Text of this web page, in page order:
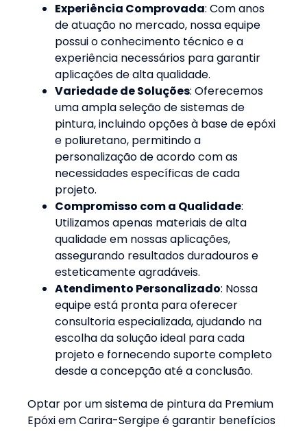
Experiência Comprovada: Com anos
de atuação no mercado, nossa equipe
possui o conhecimento técnico e a
experiência necessários para garantir
aplicações de alta qualidade.
Variedade de Soluções: Oferecemos
uma ampla seleção de sistemas de
pintura, incluindo opções à base de epóxi
e poliuretano, permitindo a
personalização de acordo com as
necessidades específicas de cada
projeto.
Compromisso com a Qualidade:
Utilizamos apenas materiais de alta
qualidade em nossas aplicações,
assegurando resultados duradouros e
esteticamente agradáveis.
Atendimento Personalizado: Nossa
equipe está pronta para oferecer
consultoria especializada, ajudando na
escolha da solução ideal para cada
projeto e fornecendo suporte completo
desde a concepção até a conclusão.
Optar por um sistema de pintura da Premium
Epóxi emCarira-Sergipeé garantir benefícios